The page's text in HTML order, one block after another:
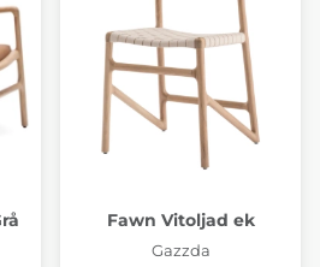
Fawn Vitoljad ek
Gazzda